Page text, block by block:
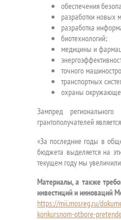
обеспечения
разработки новых
разработка
биотехнологий;
медицины и
точного
транспортных
охраны
Зампред
грантополучателей
«За последние годы в
бюджета выделяется на
текущем году мы
Материалы, а также
инвестиций и инноваций
https://mii.mosreg.ru/
konkursnom-otbore-